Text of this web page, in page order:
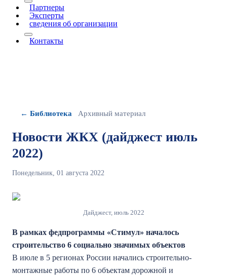
More about: Проекты
Партнеры
Эксперты
сведения об организации
More about: сведения об организации
Контакты
← Библиотека Архивный материал
Новости ЖКХ (дайджест июль
2022)
Понедельник, 01 августа 2022
Дайджест, июль 2022
В рамках федпрограммы «Стимул» началось
строительство 6 социально значимых объектов
В июле в 5 регионах России начались строительно-
монтажные работы по 6 объектам дорожной и